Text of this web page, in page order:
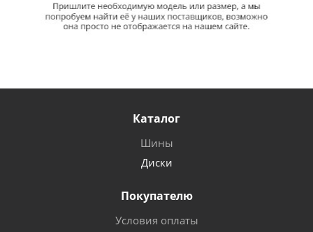
Каталог
Шины
Диски
Покупателю
Условия оплаты